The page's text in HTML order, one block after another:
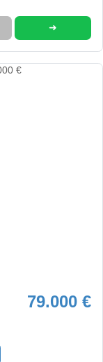
➜
79.000 €